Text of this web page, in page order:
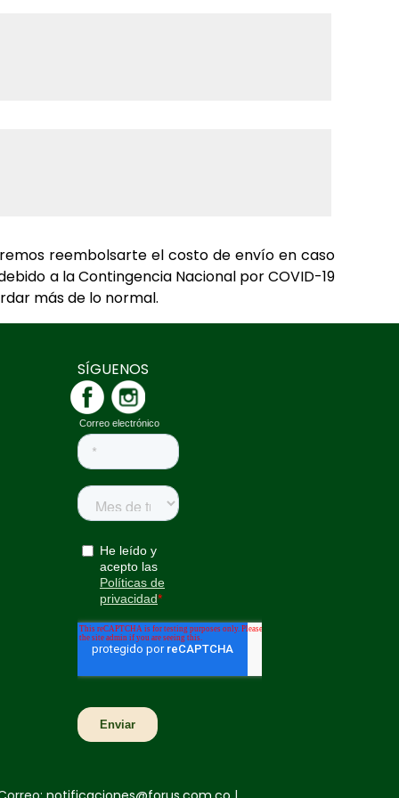
reembolsarte el costo de envío en caso
a la Contingencia Nacional por COVID-19
más de lo normal.
SÍGUENOS